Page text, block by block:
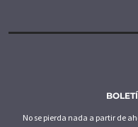
No se pierda nada a partir de